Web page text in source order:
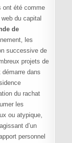
ont été comme
du capital
de
les
successive de
projets de
dans
du rachat
les
ou atypique,
d’un
personnel